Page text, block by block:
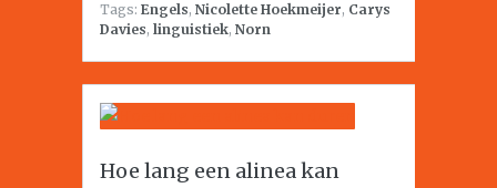
Tags: Engels, Nicolette Hoekmeijer, Carys
Davies, linguistiek, Norn
Hoe lang een alinea kan